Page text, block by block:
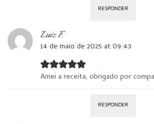
RESPONDER
Luiz F.
14 de maio de 2025 at 09:43
Amei a receita, obrigado por
RESPONDER